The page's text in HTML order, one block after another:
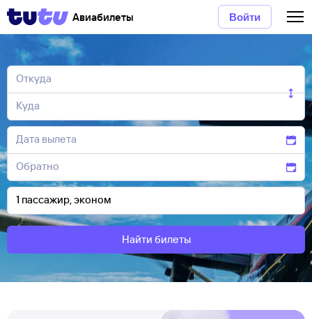
Авиабилеты Войти
Найти билеты